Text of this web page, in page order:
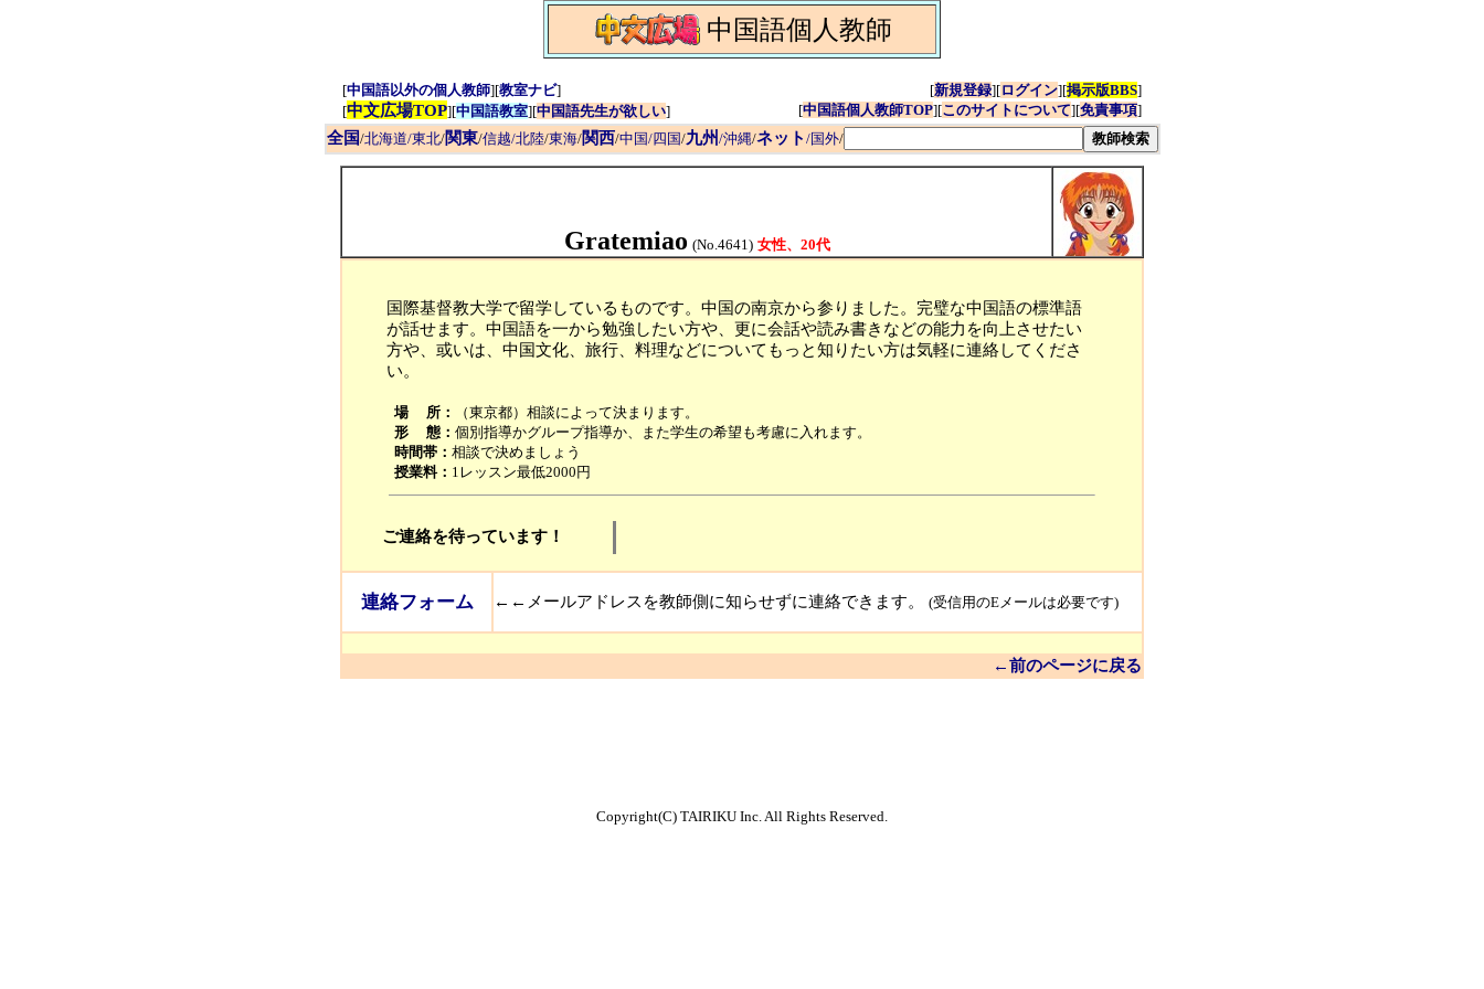
中国語個人教師
[中国語以外の個人教師][教室ナビ]
[中文広場TOP][中国語教室][中国語先生が欲しい]
[新規登録][ログイン][掲示版BBS]
[中国語個人教師TOP][このサイトについて][免責事項]
全国/北海道/東北/関東/信越/北陸/東海/関西/中国/四国/九州/沖縄/ネット /国外/
Gratemiao (No.4641) 女性、20代
国際基督教大学で留学しているものです。中国の南京から参りました。完璧な中国語の標準語
が話せます。中国語を一から勉強したい方や、更に会話や読み書きなどの能力を向上させたい
方や、或いは、中国文化、旅行、料理などについてもっと知りたい方は気軽に連絡してくださ
い。
場 所：
（東京都）相談によって決まります。
形 態： 個別指導かグループ指導か、また学生の希望も考慮に入れます。
時間帯： 相談で決めましょう
授業料： 1レッスン最低2000円
ご連絡を待っています！
連絡フォーム ←←メールアドレスを教師側に知らせずに連絡できます。 (受信用のEメールは必要です)
←前のページに戻る
Copyright(C) TAIRIKU Inc. All Rights Reserved.